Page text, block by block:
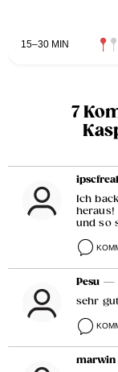
15–30 MIN
7
Ich
heraus!
und so
Pesu —
sehr gut
marwin